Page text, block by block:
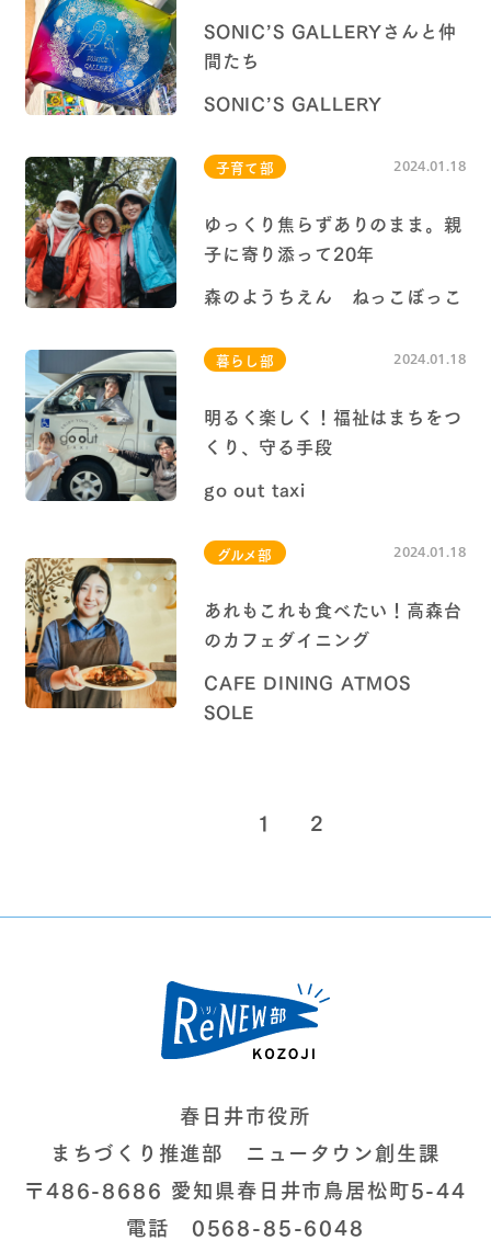
SONIC’S GALLERYさんと仲
間たち
SONIC’S GALLERY
子育て部 2024.01.18
ゆっくり焦らずありのまま。親
子に寄り添って20年
森のようちえん ねっこぼっこ
暮らし部 2024.01.18
明るく楽しく！福祉はまちをつ
くり、守る手段
go out taxi
グルメ部 2024.01.18
あれもこれも食べたい！高森台
のカフェダイニング
CAFE DINING ATMOS
SOLE
1 2
春日井市役所
まちづくり推進部 ニュータウン創生課
〒486-8686 愛知県春日井市鳥居松町5-44
電話 0568-85-6048